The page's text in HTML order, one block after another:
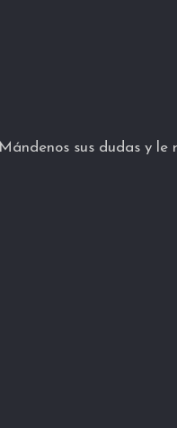
sus dudas y le